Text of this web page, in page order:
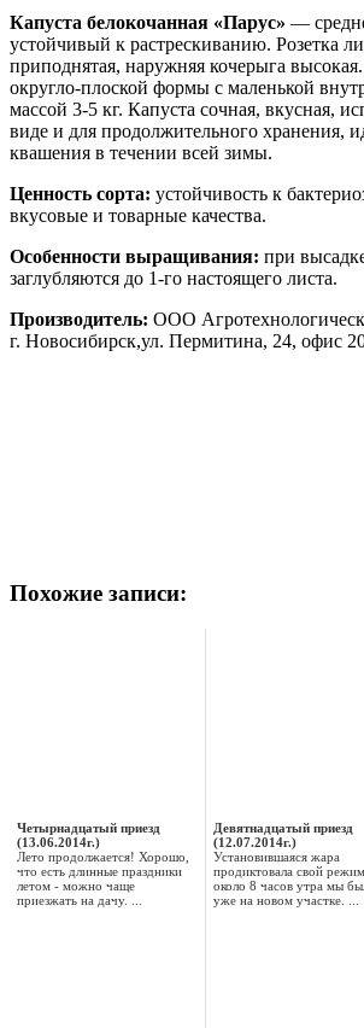
Капуста белокочанная «Парус» —
устойчивый к растрескиванию. Розетка
приподнятая, наружняя кочерыга
округло-плоской формы с маленькой
массой 3-5 кг. Капуста сочная, вкусная,
виде и для продолжительного хранения,
квашения в течении всей зимы.
Ценность сорта: устойчивость к
вкусовые и товарные качества.
Особенности выращивания: при
заглубляются до 1-го настоящего листа.
Производитель: ООО
г. Новосибирск,ул. Пермитина, 24, офис
Похожие записи:
Четырнадцатый приезд
(13.06.2014г.)
Лето продолжается! Хорошо,
что есть длинные праздники
летом - можно чаще
приезжать на дачу. ...
Девятнадцатый приезд
(12.07.2014г.)
Установившаяся жара
продиктовала свой
около 8 часов утра мы
уже на новом участке. ...